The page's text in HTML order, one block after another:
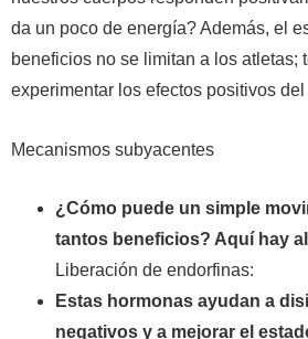
da un poco de energía? Además, el
beneficios no se limitan a los atletas;
experimentar los efectos positivos
Mecanismos subyacentes
¿Cómo puede un simple
tantos beneficios? Aquí hay
Liberación de endorfinas:
Estas hormonas ayudan a
negativos y a mejorar el